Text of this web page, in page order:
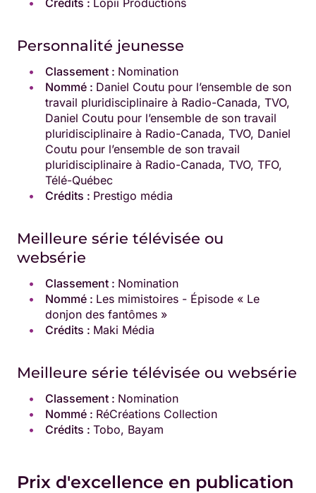
Crédits : Lopii Productions
Personnalité jeunesse
Classement : Nomination
Nommé : Daniel Coutu pour l’ensemble de son
travail pluridisciplinaire à Radio-Canada, TVO,
Daniel Coutu pour l’ensemble de son travail
pluridisciplinaire à Radio-Canada, TVO, Daniel
Coutu pour l’ensemble de son travail
pluridisciplinaire à Radio-Canada, TVO, TFO,
Télé-Québec
Crédits : Prestigo média
Meilleure série télévisée ou
websérie
Classement : Nomination
Nommé : Les mimistoires - Épisode « Le
donjon des fantômes »
Crédits : Maki Média
Meilleure série télévisée ou websérie
Classement : Nomination
Nommé : RéCréations Collection
Crédits : Tobo, Bayam
Prix d'excellence en publication